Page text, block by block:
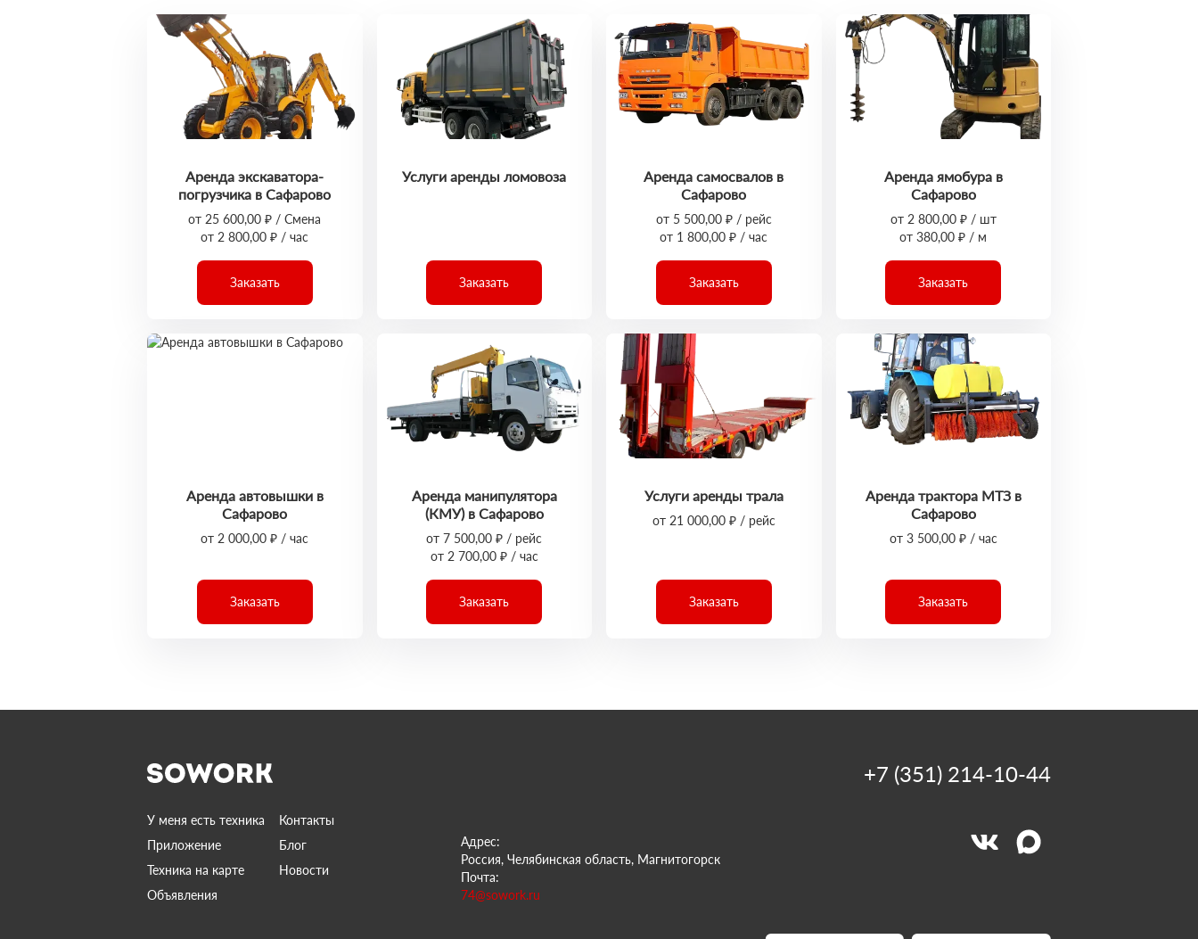
Аренда экскаватора-
погрузчика в Сафарово
от 25 600,00 ₽ / Смена
от 2 800,00 ₽ / час
Заказать
Услуги аренды ломовоза
Заказать
Аренда самосвалов в
Сафарово
от 5 500,00 ₽ / рейс
от 1 800,00 ₽ / час
Заказать
Аренда ямобура в
Сафарово
от 2 800,00 ₽ / шт
от 380,00 ₽ / м
Заказать
Аренда автовышки в
Сафарово
от 2 000,00 ₽ / час
Заказать
Аренда манипулятора
(КМУ) в Сафарово
от 7 500,00 ₽ / рейс
от 2 700,00 ₽ / час
Заказать
Услуги аренды трала
от 21 000,00 ₽ / рейс
Заказать
Аренда трактора МТЗ в
Сафарово
от 3 500,00 ₽ / час
Заказать
У меня есть техника
Контакты
Приложение
Блог
Техника на карте
Новости
Объявления
Адрес:
Россия, Челябинская область, Магнитогорск
Почта:
74@sowork.ru
+7 (351) 214-10-44